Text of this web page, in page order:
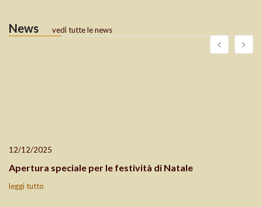
News vedi tutte le news
12/12/2025
Apertura speciale per le festività di Natale
leggi tutto